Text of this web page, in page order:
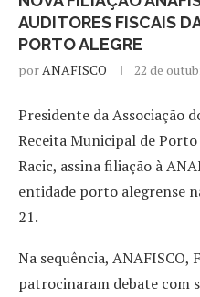
AUDITORES FISCAIS
PORTO ALEGRE
por ANAFISCO 22 de
Presidente da Associação
Receita Municipal de
Racic, assina filiação à
entidade porto alegrense
21.
Na sequência, ANAFISCO,
patrocinaram debate com